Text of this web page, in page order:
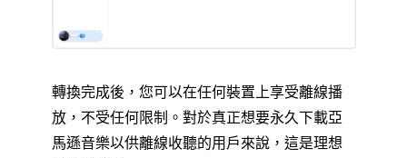
轉換完成後，您可以在任何裝置上享受離線播
放，不受任何限制。對於真正想要永久下載亞
馬遜音樂以供離線收聽的用戶來說，這是理想